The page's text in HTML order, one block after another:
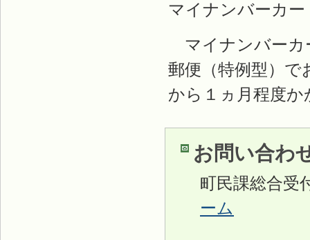
マイナンバーカ
マイナンバーカ
郵便（特例型）
から１ヵ月程度か
お問い合わ
町民課総合受
ーム